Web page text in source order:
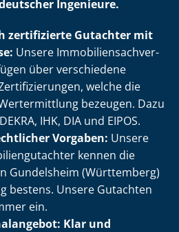
Ingenieure.
zertifizierte Gutachter mit
Unsere Im­mo­bi­li­en­sach­ver­
über verschiedene
welche die
bezeugen. Dazu
IHK, DIA und EIPOS.
Vorgaben: Unsere
kennen die
Gundelsheim (Württemberg)
bestens. Unsere Gutachten
ein.
Klar und